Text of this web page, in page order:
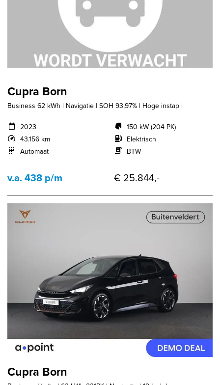
Cupra Born
Business 62 kWh | Navigatie | SOH 93,97% | Hoge instap |
2023
43.156 km
Automaat
150 kW (204 PK)
Elektrisch
BTW
v.a. 438 p/m € 25.844,-
Cupra Born